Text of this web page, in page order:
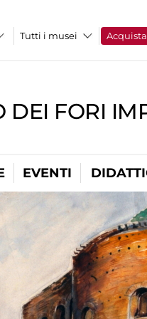
Tutti i musei Acquista
DEI FORI
EVENTI